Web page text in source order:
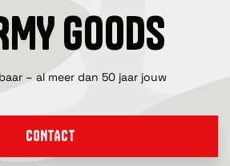
GOODS
– al meer dan 50 jaar jouw
CONTACT